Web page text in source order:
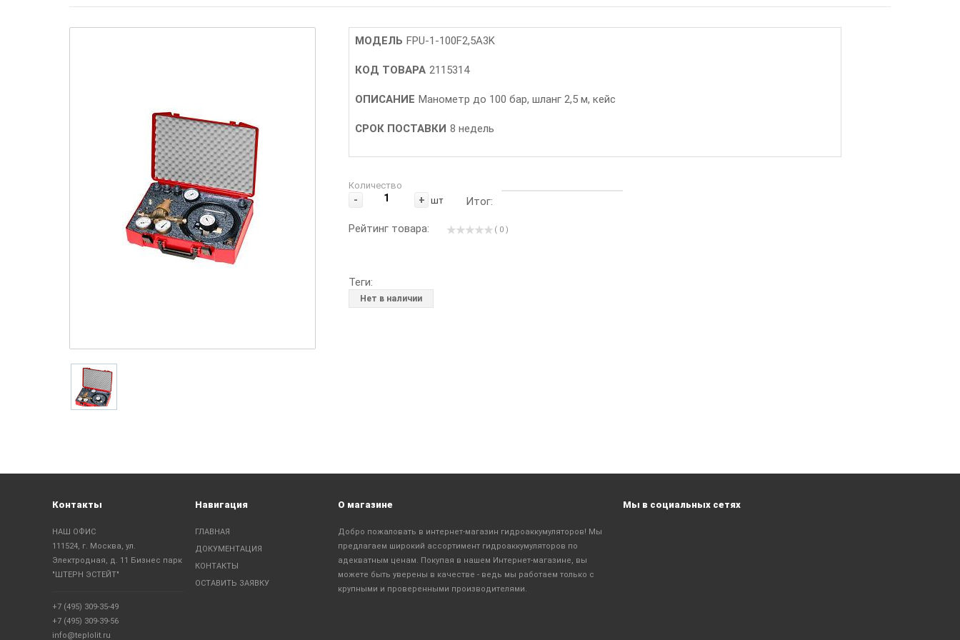
МОДЕЛЬ FPU-1-100F2,5A3K
КОД ТОВАРА 2115314
ОПИСАНИЕ Манометр до 100 бар, шланг 2,5 м, кейс
СРОК ПОСТАВКИ 8 недель
Количество
- + шт Итог:
Рейтинг товара: ( 0 )
Теги:
Нет в наличии
Контакты
НАШ ОФИС
111524, г. Москва, ул.
Электродная, д. 11 Бизнес парк
"ШТЕРН ЭСТЕЙТ"
+7 (495) 309-35-49
+7 (495) 309-39-56
info@teplolit.ru
Навигация
ГЛАВНАЯ
ДОКУМЕНТАЦИЯ
КОНТАКТЫ
ОСТАВИТЬ ЗАЯВКУ
О магазине
Добро пожаловать в интернет-магазин гидроаккумуляторов! Мы
предлагаем широкий ассортимент гидроаккумуляторов по
адекватным ценам. Покупая в нашем Интернет-магазине, вы
можете быть уверены в качестве - ведь мы работаем только с
крупными и проверенными производителями.
Мы в социальных сетях